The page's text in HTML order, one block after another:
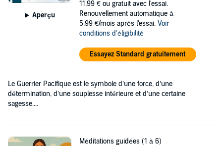
Aperçu
11,99 € ou gratuit avec l'essai.
Renouvellement automatique à
5,99 €/mois après l'essai. Voir
conditions d'éligibilité
Essayez Standard gratuitement
Le Guerrier Pacifique est le symbole d’une force, d’une
détermination, d’une souplesse intérieure et d’une certaine
sagesse....
Méditations guidées (1 à 6)